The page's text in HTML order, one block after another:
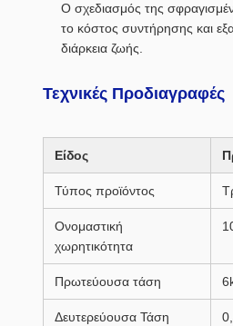
Ο σχεδιασμός της
το κόστος συντήρησης και
διάρκεια ζωής.
Τεχνικές Προδιαγραφές
Είδος
Τύπος προϊόντος
Ονομαστική
χωρητικότητα
Πρωτεύουσα τάση
Δευτερεύουσα Τάση